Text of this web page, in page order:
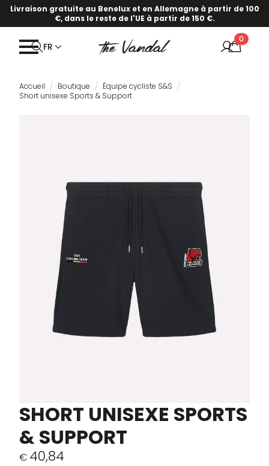
Livraison gratuite au Benelux et en Allemagne à partir de 100
€, dans le reste de l'UE à partir de 150 €.
Notre nouvelle collection printemps/été est en ligne ! ·Pour
en savoir plus, cliquez ici.
FR
0
Accueil Boutique
Équipe cycliste S&S
Short unisexe Sports & Support
SHORT UNISEXE SPORTS
& SUPPORT
€ 40,84